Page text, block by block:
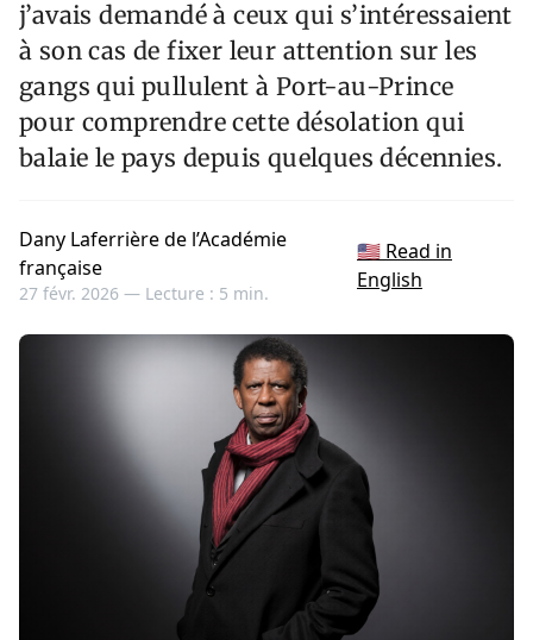
j’avais demandé à ceux qui s’intéressaient
à son cas de fixer leur attention sur les
gangs qui pullulent à Port-au-Prince
pour comprendre cette désolation qui
balaie le pays depuis quelques décennies.
Dany Laferrière de l’Académie
française
27 févr. 2026 — Lecture : 5 min.
🇺🇸 Read in
English